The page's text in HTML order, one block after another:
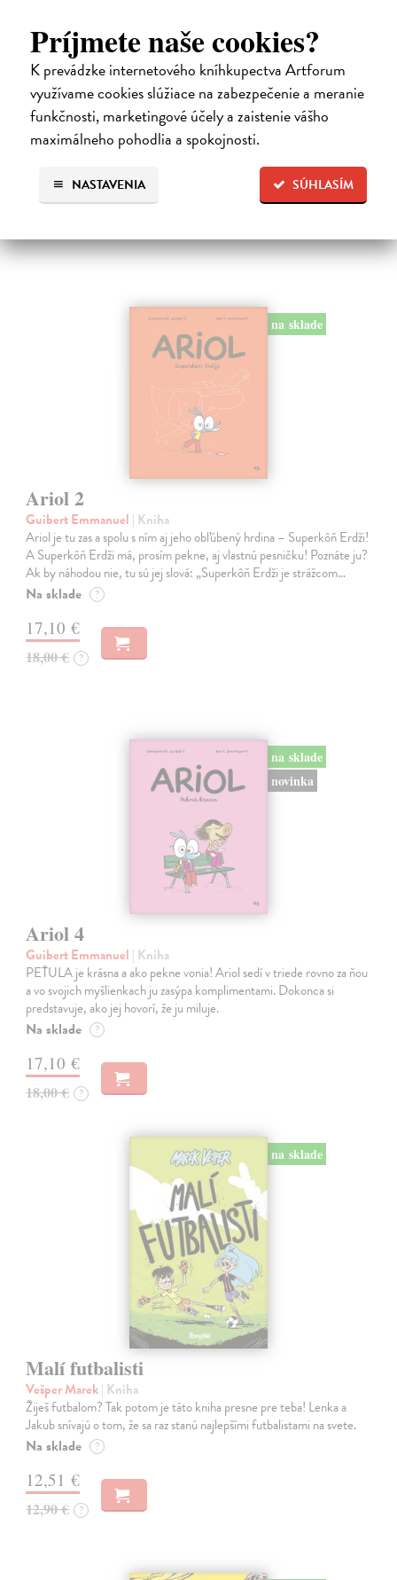
Príjmete naše cookies?
K prevádzke internetového kníhkupectva Artforum
využívame cookies slúžiace na zabezpečenie a meranie
funkčnosti, marketingové účely a zaistenie vášho
maximálneho pohodlia a spokojnosti.
SÚHLASÍM
NASTAVENIA
Dogman 8. Larva 22
Pilkey Dav| Kniha
Dogman je späť! V ôsmej knihe dobrodružstiev svetoznámeho poliša
so psou hlavou náš hrdina čelí zlej Víle Cile, oblude Kôrovi
McStromaldovi, 22 superzúrivým psychokinetickým žubrienkam a
tiež Pickovmu…
13,90 €
na sklade
Ariol 2
Guibert Emmanuel | Kniha
Ariol je tu zas a spolu s ním aj jeho obľúbený hrdina – Superkôň Erdži!
A Superkôň Erdži má, prosím pekne, aj vlastnú pesničku! Poznáte ju?
Ak by náhodou nie, tu sú jej slová: „Superkôň Erdži je strážcom…
Na sklade ?
17,10 €
18,00 € ?
na sklade
novinka
Ariol 4
Guibert Emmanuel | Kniha
PEŤULA je krásna a ako pekne vonia! Ariol sedí v triede rovno za ňou
a vo svojich myšlienkach ju zasýpa komplimentami. Dokonca si
predstavuje, ako jej hovorí, že ju miluje.
Na sklade ?
17,10 €
18,00 € ?
na sklade
Malí futbalisti
Vešper Marek| Kniha
Žiješ futbalom? Tak potom je táto kniha presne pre teba! Lenka a
Jakub snívajú o tom, že sa raz stanú najlepšími futbalistami na svete.
Na sklade ?
12,51 €
12,90 € ?